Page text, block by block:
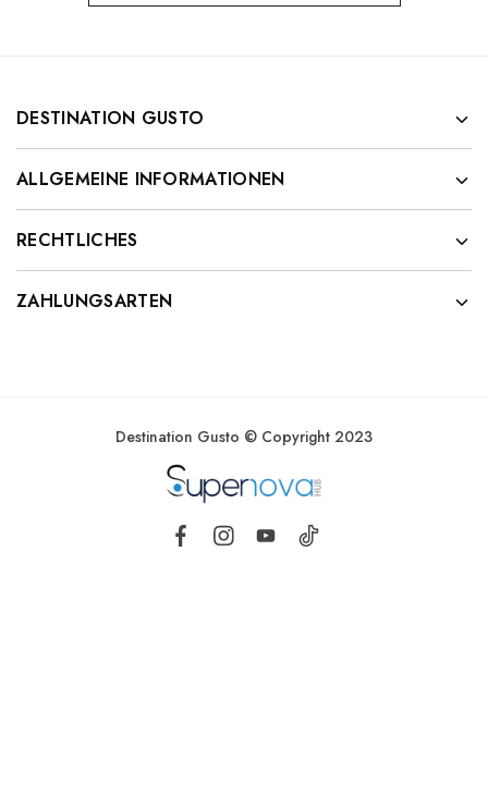
DESTINATION GUSTO
ALLGEMEINE INFORMATIONEN
RECHTLICHES
ZAHLUNGSARTEN
Destination Gusto © Copyright 2023